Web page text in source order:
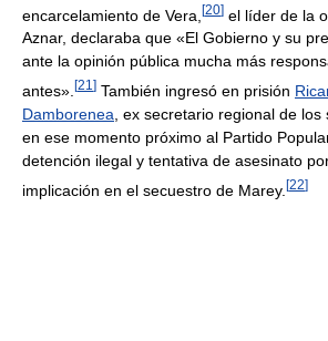
encarcelamiento de Vera, [20] el líder de la
Aznar, declaraba que «El Gobierno y su
ante la opinión pública mucha más
antes». [21 ] También ingresó en prisión
Damborenea , ex secretario regional de
en ese momento próximo al Partido
detención ilegal y tentativa de asesinato
implicación en el secuestro de Marey. [22]